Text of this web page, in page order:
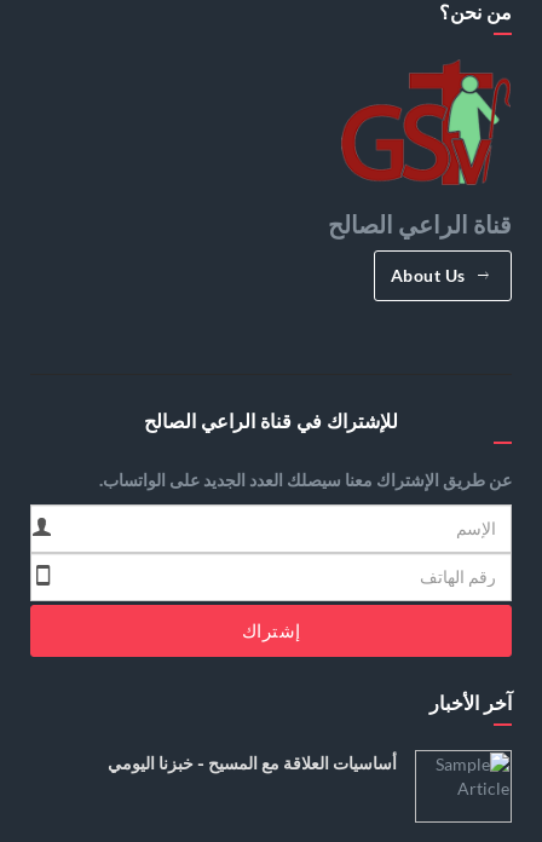
من نحن؟
قناة الراعي الصالح
About Us
للإشتراك في قناة الراعي الصالح
عن طريق الإشتراك معنا سيصلك العدد الجديد على الواتساب.
إشتراك
آخر الأخبار
أساسيات العلاقة مع المسيح - خبزنا اليومي